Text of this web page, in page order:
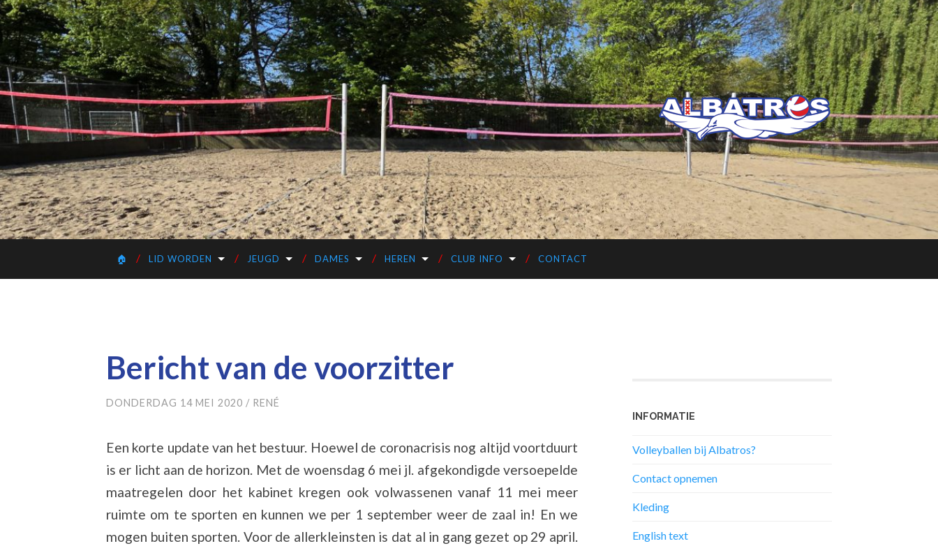
🏠 LID WORDEN JEUGD DAMES HEREN CLUB INFO CONTACT
Bericht van de voorzitter
DONDERDAG 14 MEI 2020 / RENÉ
Een korte update van het bestuur. Hoewel de coronacrisis nog altijd voortduurt
is er licht aan de horizon. Met de woensdag 6 mei jl. afgekondigde versoepelde
maatregelen door het kabinet kregen ook volwassenen vanaf 11 mei meer
ruimte om te sporten en kunnen we per 1 september weer de zaal in! En we
mogen buiten sporten. Voor de allerkleinsten is dat al in gang gezet op 29 april.
INFORMATIE
Volleyballen bij Albatros?
Contact opnemen
Kleding
English text